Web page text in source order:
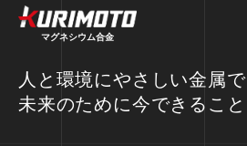
マグネシウム合金
人と環境にやさしい金属で
未来のために今できること